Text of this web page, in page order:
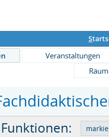
S
Veranstaltungen
Funktionen: